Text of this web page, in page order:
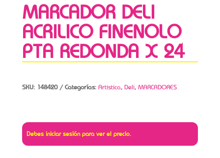
MARCADOR DELI
ACRILICO FINENOLO
PTA REDONDA X 24
SKU: 148420 Categorías: Artistica, Deli, MARCADORES
Debes iniciar sesión para ver el precio.